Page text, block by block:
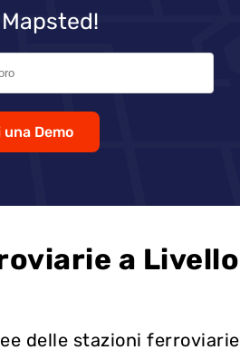
Demo
a Livello
delle stazioni ferroviarie